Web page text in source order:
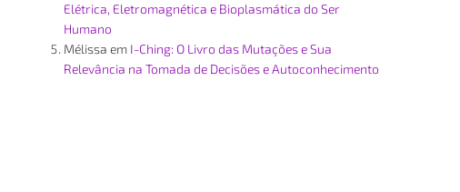
Elétrica, Eletromagnética e Bioplasmática do Ser
Humano
Mélissa em I-Ching: O Livro das Mutações e Sua
Relevância na Tomada de Decisões e Autoconhecimento